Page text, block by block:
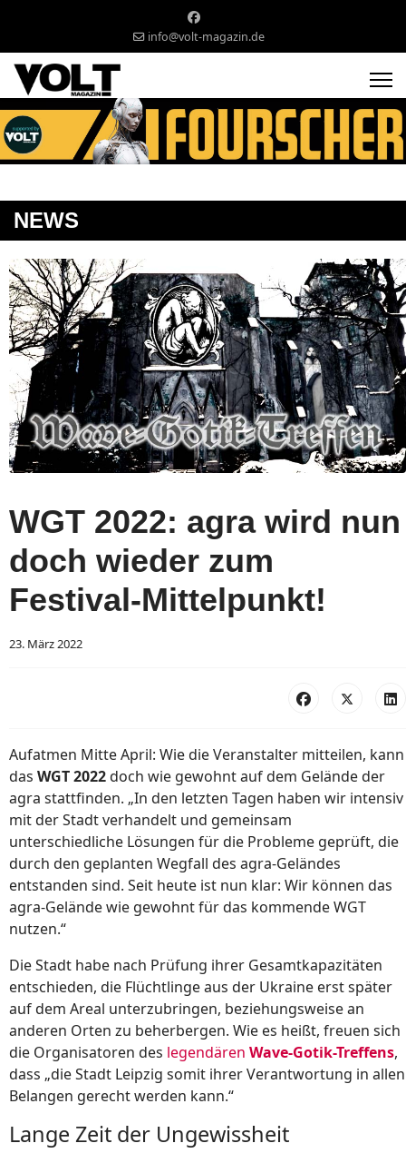
info@volt-magazin.de
NEWS
WGT 2022: agra wird nun
doch wieder zum
Festival-Mittelpunkt!
23. März 2022
Aufatmen Mitte April: Wie die Veranstalter mitteilen, kann
das WGT 2022doch wie gewohnt auf dem Gelände der
agra stattfinden. „In den letzten Tagen haben wir intensiv
mit der Stadt verhandelt und gemeinsam
unterschiedliche Lösungen für die Probleme geprüft, die
durch den geplanten Wegfall des agra-Geländes
entstanden sind. Seit heute ist nun klar: Wir können das
agra-Gelände wie gewohnt für das kommende WGT
nutzen.“
Die Stadt habe nach Prüfung ihrer Gesamtkapazitäten
entschieden, die Flüchtlinge aus der Ukraine erst später
auf dem Areal unterzubringen, beziehungsweise an
anderen Orten zu beherbergen. Wie es heißt, freuen sich
die Organisatoren des legendären Wave-Gotik-Treffens,
dass „die Stadt Leipzig somit ihrer Verantwortung in allen
Belangen gerecht werden kann.“
Lange Zeit der Ungewissheit